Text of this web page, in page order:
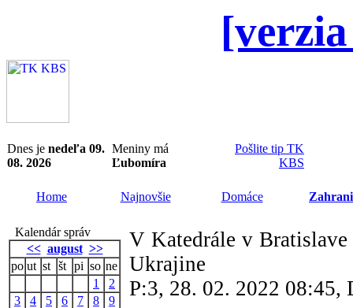
Dnes je nedeľa 09.
08. 2026
Meniny má
Ľubomíra
Pošlite tip TK
KBS
Home Najnovšie Domáce
Kalendár správ
<< august >>
po ut st št pi so ne
1
2
3
4 5 6 7 8
9
V Katedrále v
Ukrajine
P:3, 28. 02. 2022 08:45,